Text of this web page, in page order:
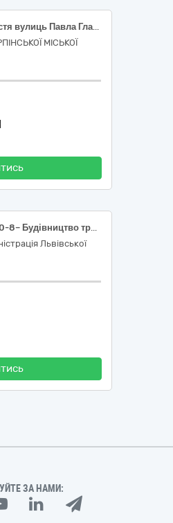
Реконструкція перехрестя вулиць Павла Глазового, Незалежності та провулку Бучанського в м.Ірпінь Бучанського району Київської області з організацією кругового руху (в т.ч. проєктування)
МІСЬКОЇ
ДК 021:2015 – 45230000-8– Будівництво трубопроводів, ліній зв’язку та електропередач, шосе, доріг, аеродромів і залізничних доріг; вирівнювання поверхонь – Послуги з встановлення павільйонів очікування громадського транспорту на території Сихівського району м. Львова
Львівської
ЗА НАМИ: